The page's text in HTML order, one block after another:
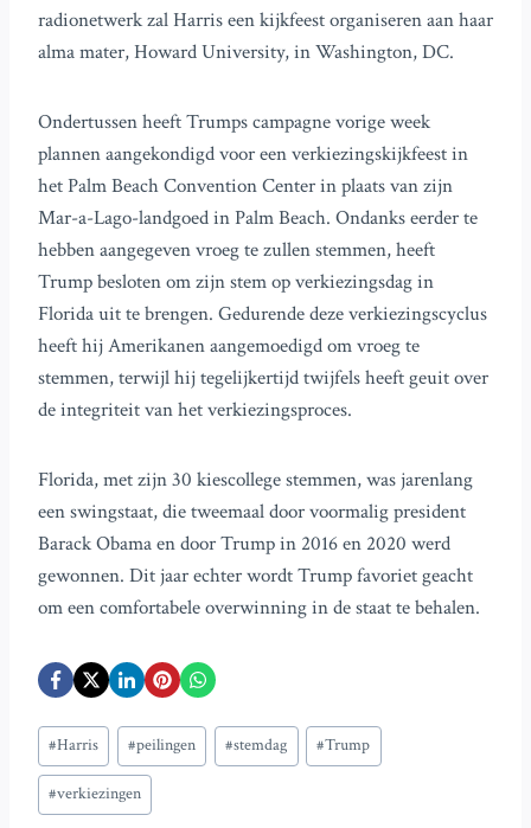
radionetwerk zal Harris een kijkfeest organiseren aan haar
alma mater, Howard University, in Washington, DC.
Ondertussen heeft Trumps campagne vorige week
plannen aangekondigd voor een verkiezingskijkfeest in
het Palm Beach Convention Center in plaats van zijn
Mar-a-Lago-landgoed in Palm Beach. Ondanks eerder te
hebben aangegeven vroeg te zullen stemmen, heeft
Trump besloten om zijn stem op verkiezingsdag in
Florida uit te brengen. Gedurende deze verkiezingscyclus
heeft hij Amerikanen aangemoedigd om vroeg te
stemmen, terwijl hij tegelijkertijd twijfels heeft geuit over
de integriteit van het verkiezingsproces.
Florida, met zijn 30 kiescollege stemmen, was jarenlang
een swingstaat, die tweemaal door voormalig president
Barack Obama en door Trump in 2016 en 2020 werd
gewonnen. Dit jaar echter wordt Trump favoriet geacht
om een comfortabele overwinning in de staat te behalen.
Bericht
tags:
#Harris #peilingen #stemdag #Trump
#verkiezingen